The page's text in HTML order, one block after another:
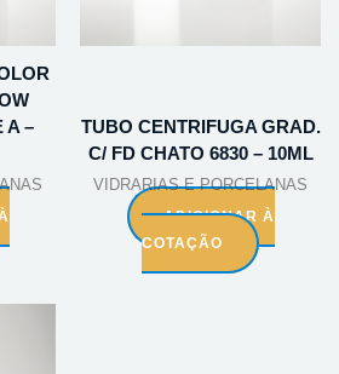
A –
TUBO CENTRIFUGA GRAD.
C/ FD CHATO 6830 – 10ML
VIDRARIAS E PORCELANAS
ADICIONAR À
COTAÇÃO